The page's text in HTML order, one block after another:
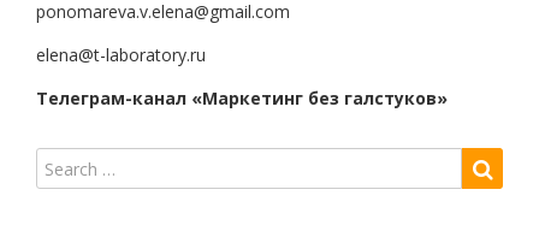
ponomareva.v.elena@gmail.com
elena@t-laboratory.ru
Телеграм-канал «Маркетинг без галстуков»